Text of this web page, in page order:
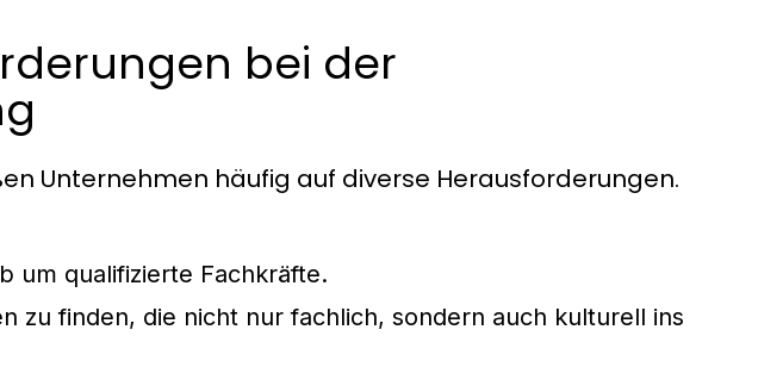
bei der
Unternehmen häufig auf diverse Herausforderungen.
um qualifizierte Fachkräfte.
zu finden, die nicht nur fachlich, sondern auch kulturell ins